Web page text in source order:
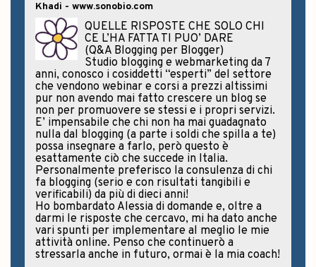
Khadi - www.sonobio.com
QUELLE RISPOSTE CHE SOLO CHI
CE L’HA FATTA TI PUO’ DARE
(Q&A Blogging per Blogger)
Studio blogging e webmarketing da 7
anni, conosco i cosiddetti “esperti” del settore
che vendono webinar e corsi a prezzi altissimi
pur non avendo mai fatto crescere un blog se
non per promuovere se stessi e i propri servizi.
E’ impensabile che chi non ha mai guadagnato
nulla dal blogging (a parte i soldi che spilla a te)
possa insegnare a farlo, però questo è
esattamente ciò che succede in Italia.
Personalmente preferisco la consulenza di chi
fa blogging (serio e con risultati tangibili e
verificabili) da più di dieci anni!
Ho bombardato Alessia di domande e, oltre a
darmi le risposte che cercavo, mi ha dato anche
vari spunti per implementare al meglio le mie
attività online. Penso che continuerò a
stressarla anche in futuro, ormai è la mia coach!